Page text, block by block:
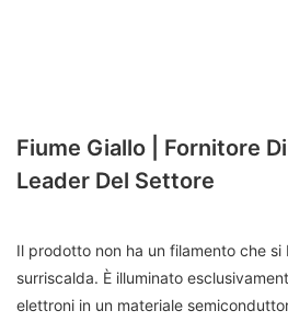
Fiume Giallo | Fornitore
Leader Del Settore
Il prodotto non ha un filamento che si
surriscalda. È illuminato
elettroni in un materiale